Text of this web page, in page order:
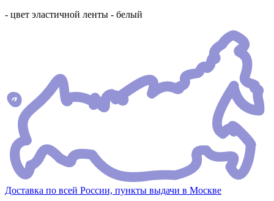
- цвет эластичной ленты - белый
Доставка по всей России, пункты выдачи в Москве